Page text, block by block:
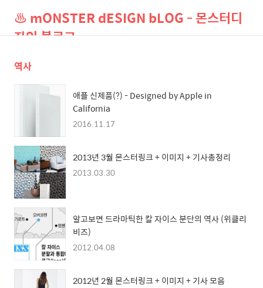
♨ mONSTER dESIGN bLOG - 몬스터디
자인 블로그
역사
애플 신제품(?) - Designed by Apple in
California
2016.11.17
2013년 3월 몬스터링크 + 이미지 + 기사총정리
2013.03.30
알고보면 드라마틱한 칼 자이스 분단의 역사 (위클리
비즈)
2012.04.08
2012년 2월 몬스터링크 + 이미지 + 기사 모음